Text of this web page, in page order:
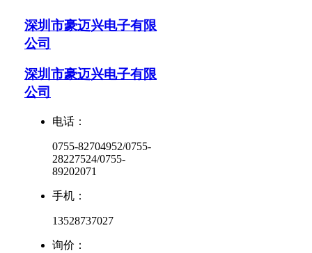
深圳市豪迈兴电子有限
公司
深圳市豪迈兴电子有限
公司
电话：
0755-82704952/0755-
28227524/0755-
89202071
手机：
13528737027
询价：